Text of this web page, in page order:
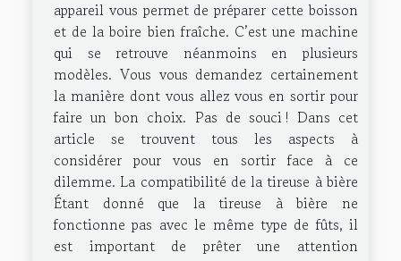
appareil vous permet de préparer cette boisson
et de la boire bien fraîche. C’est une machine
qui se retrouve néanmoins en plusieurs
modèles. Vous vous demandez certainement
la manière dont vous allez vous en sortir pour
faire un bon choix. Pas de souci ! Dans cet
article se trouvent tous les aspects à
considérer pour vous en sortir face à ce
dilemme. La compatibilité de la tireuse à bière
Étant donné que la tireuse à bière ne
fonctionne pas avec le même type de fûts, il
est important de prêter une attention